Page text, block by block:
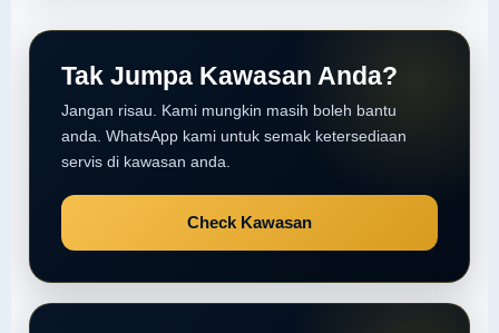
Tak Jumpa Kawasan Anda?
Jangan risau. Kami mungkin masih boleh bantu
anda. WhatsApp kami untuk semak ketersediaan
servis di kawasan anda.
Check Kawasan